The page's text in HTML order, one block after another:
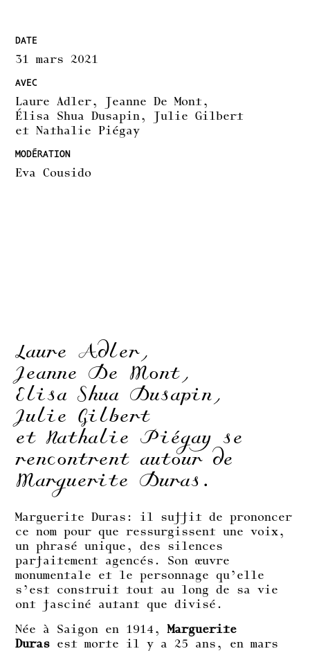
DATE
31 mars 2021
AVEC
Laure Adler, Jeanne De Mont,
Élisa Shua Dusapin, Julie Gilbert
et Nathalie Piégay
MODÉRATION
Eva Cousido
Laure Adler,
Jeanne De Mont,
Elisa Shua Dusapin,
Julie Gilbert
et Nathalie Piégay se
rencontrent autour de
Marguerite Duras.
Marguerite Duras: il suffit de prononcer
ce nom pour que ressurgissent une voix,
un phrasé unique, des silences
parfaitement agencés. Son œuvre
monumentale et le personnage qu’elle
s’est construit tout au long de sa vie
ont fasciné autant que divisé.
Née à Saigon en 1914,Marguerite
Duras est morte il y a 25 ans, en mars